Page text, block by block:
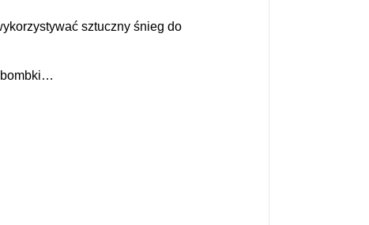
sztuczny śnieg do
bombki…